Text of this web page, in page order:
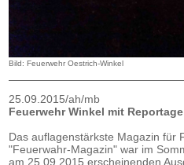
Bild: Feuerwehr Oestrich-Winkel
25.09.2015/ah/mb
Feuerwehr Winkel mit
Das auflagenstärkste Magazin für
"Feuerwahr-Magazin" war im
am 25.09.2015 erscheinenden